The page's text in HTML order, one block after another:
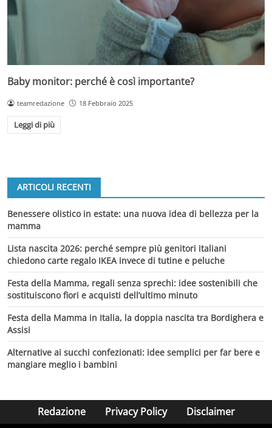
Baby monitor: perché è così importante?
teamredazione 18 Febbraio 2025
Leggi di più
ARTICOLI RECENTI
Benessere olistico in estate: una nuova idea di bellezza per la
mamma
Lista nascita 2026: perché sempre più genitori italiani
chiedono carte regalo IKEA invece di tutine e peluche
Festa della Mamma, regali senza sprechi: idee sostenibili che
sostituiscono fiori e acquisti dell’ultimo minuto
Festa della Mamma in Italia, la doppia nascita tra Bordighera e
Assisi
Alternative ai succhi confezionati: idee semplici per far bere e
mangiare meglio i bambini
Redazione Privacy Policy Disclaimer